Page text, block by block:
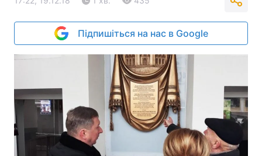
Підпишіться на нас в Google